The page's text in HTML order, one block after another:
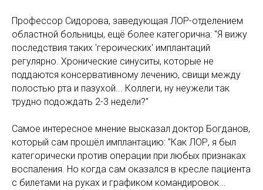
Профессор Сидорова, заведующая ЛОР-отделением
областной больницы, ещё более категорична: "Я вижу
последствия таких 'героических' имплантаций
регулярно. Хронические синуситы, которые не
поддаются консервативному лечению, свищи между
полостью рта и пазухой... Коллеги, ну неужели так
трудно подождать 2-3 недели?"
Самое интересное мнение высказал доктор Богданов,
который сам прошёл имплантацию: "Как ЛОР, я был
категорически против операции при любых признаках
воспаления. Но когда сам оказался в кресле пациента
с билетами на руках и графиком командировок...